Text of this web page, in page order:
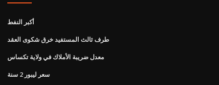
أكبر النفط
طرف ثالث المستفيد خرق شكوى العقد
معدل ضريبة الأملاك في ولاية تكساس
سعر ليبور 2 سنة